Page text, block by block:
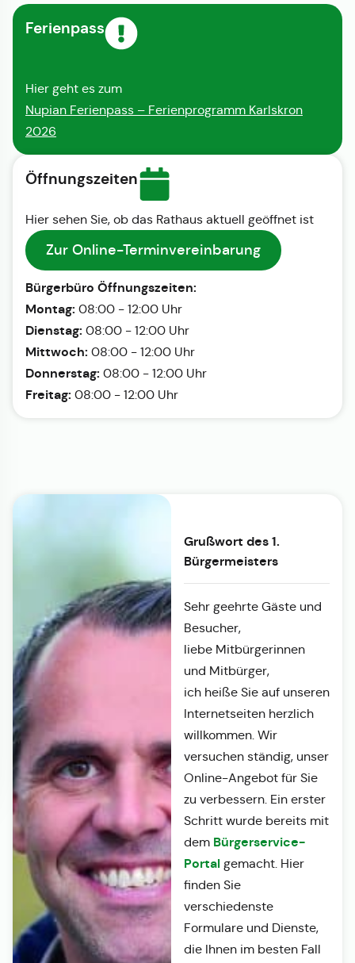
Ferienpass
Hier geht es zum
Nupian Ferienpass – Ferienprogramm Karlskron
2026
Öffnungszeiten
Hier sehen Sie, ob das Rathaus aktuell geöffnet ist
Zur Online-Terminvereinbarung
Bürgerbüro Öffnungszeiten:
Montag: 08:00 - 12:00 Uhr
Dienstag: 08:00 - 12:00 Uhr
Mittwoch: 08:00 - 12:00 Uhr
Donnerstag: 08:00 - 12:00 Uhr
Freitag: 08:00 - 12:00 Uhr
Grußwort des 1.
Bürgermeisters
Sehr geehrte Gäste und
Besucher,
liebe Mitbürgerinnen
und Mitbürger,
ich heiße Sie auf unseren
Internetseiten herzlich
willkommen. Wir
versuchen ständig, unser
Online-Angebot für Sie
zu verbessern. Ein erster
Schritt wurde bereits mit
dem Bürgerservice-
Portalgemacht. Hier
finden Sie
verschiedenste
Formulare und Dienste,
die Ihnen im besten Fall